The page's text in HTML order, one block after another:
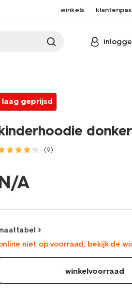
winkels klantenpas
laag geprijsd
(9)
donkergroen-
30703508DARKGREEN.html
A
niet op voorraad, bekijk de
winkelvoorraad